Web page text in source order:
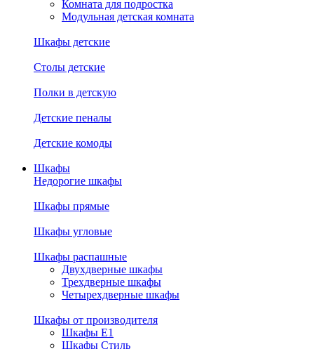
Комната для подростка
Модульная детская комната
Шкафы детские
Столы детские
Полки в детскую
Детские пеналы
Детские комоды
Шкафы
Недорогие шкафы
Шкафы прямые
Шкафы угловые
Шкафы распашные
Двухдверные шкафы
Трехдверные шкафы
Четырехдверные шкафы
Шкафы от производителя
Шкафы E1
Шкафы Стиль